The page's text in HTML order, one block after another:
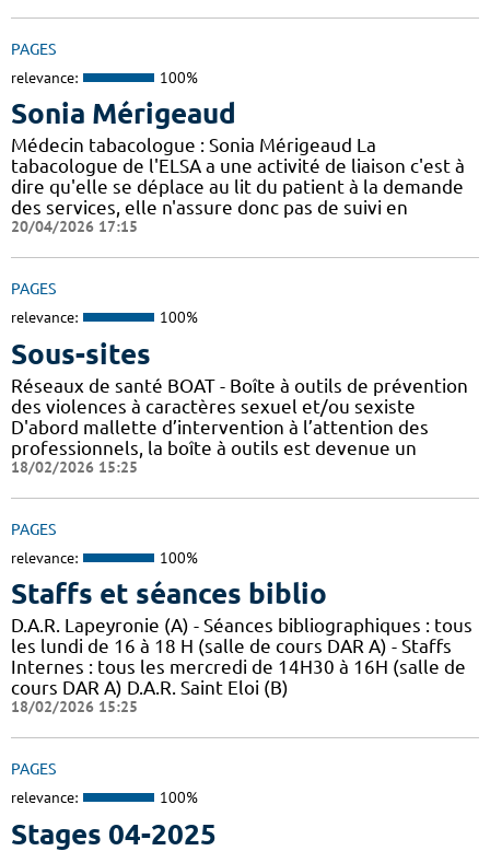
PAGES
relevance: 100%
Sonia Mérigeaud
Médecin tabacologue : Sonia Mérigeaud La
tabacologue de l'ELSA a une activité de liaison c'est à
dire qu'elle se déplace au lit du patient à la demande
des services, elle n'assure donc pas de suivi en
20/04/2026 17:15
PAGES
relevance: 100%
Sous-sites
Réseaux de santé BOAT - Boîte à outils de prévention
des violences à caractères sexuel et/ou sexiste
D'abord mallette d’intervention à l’attention des
professionnels, la boîte à outils est devenue un
18/02/2026 15:25
PAGES
relevance: 100%
Staffs et séances biblio
D.A.R. Lapeyronie (A) - Séances bibliographiques : tous
les lundi de 16 à 18 H (salle de cours DAR A) - Staffs
Internes : tous les mercredi de 14H30 à 16H (salle de
cours DAR A) D.A.R. Saint Eloi (B)
18/02/2026 15:25
PAGES
relevance: 100%
Stages 04-2025